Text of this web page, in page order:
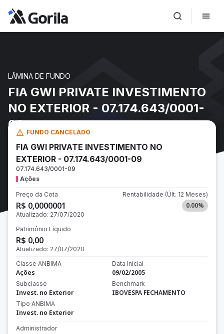
LÂMINA DE FUNDO
FIA GWI PRIVATE INVESTIMENTO
NO EXTERIOR - 07.174.643/0001-
09
FUNDO CANCELADO
FIA GWI PRIVATE INVESTIMENTO NO
EXTERIOR - 07.174.643/0001-09
07.174.643/0001-09
Ações
Preço da Cota
R$ 0,0000001
Atualizado: 27/07/2020
Rentabilidade (Últ. 12 Meses)
0.00%
Patrimônio Líquido
R$ 0,00
Atualizado: 27/07/2020
Classe ANBIMA
Ações
Subclasse
Invest. no Exterior
Tipo ANBIMA
Invest. no Exterior
Data Inicial
09/02/2005
Benchmark
IBOVESPA FECHAMENTO
Administrador